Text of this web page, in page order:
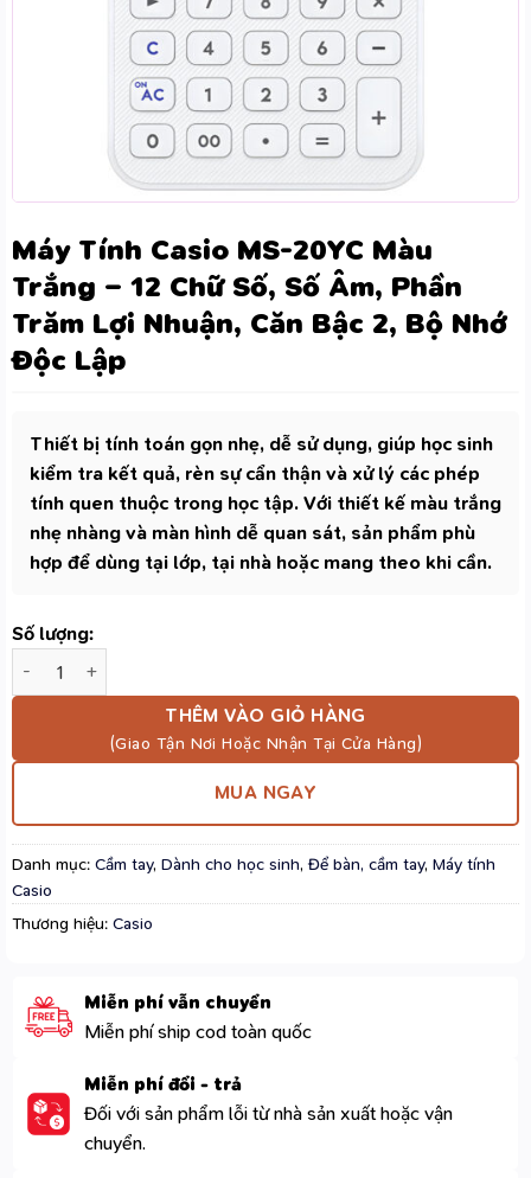
Máy Tính Casio MS-20YC Màu
Trắng – 12 Chữ Số, Số Âm, Phần
Trăm Lợi Nhuận, Căn Bậc 2, Bộ Nhớ
Độc Lập
Thiết bị tính toán gọn nhẹ, dễ sử dụng, giúp học sinh
kiểm tra kết quả, rèn sự cẩn thận và xử lý các phép
tính quen thuộc trong học tập. Với thiết kế màu trắng
nhẹ nhàng và màn hình dễ quan sát, sản phẩm phù
hợp để dùng tại lớp, tại nhà hoặc mang theo khi cần.
Số lượng:
Máy Tính Casio MS-20YC Màu Trắng – 12 Chữ Số, Số Âm,
THÊM VÀO GIỎ HÀNG
MUA NGAY
Danh mục: Cầm tay, Dành cho học sinh, Để bàn, cầm tay, Máy tính
Casio
Thương hiệu: Casio
Miễn phí vẫn chuyển
Miễn phí ship cod toàn quốc
Miễn phí đổi - trả
Đối với sản phẩm lỗi từ nhà sản xuất hoặc vận
chuyển.